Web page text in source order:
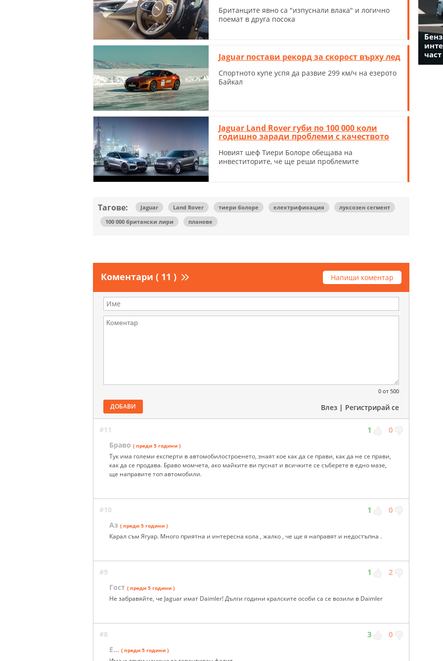
Британците явно са "изпуснали влака" и логично
поемат в друга посока
Jaguar постави рекорд за скорост върху лед
Спортното купе успя да развие 299 км/ч на езерото
Байкал
Jaguar Land Rover губи по 100 000 коли
годишно заради проблеми с качеството
Новият шеф Тиери Болоре обещава на
инвеститорите, че ще реши проблемите
Тагове: Jaguar Land Rover тиери болоре електрификация
луксозен сегмент
100 000 британски лири
планове
Коментари ( 11 ) Напиши коментар
0 от 500
ДОБАВИ Влез | Регистрирай се
#11 1 0
Браво ( преди 5 години )
Тук има големи експерти в автомобилостроенето, знаят кое как да се прави, как да не се прави,
как да се продава. Браво момчета, ако майките ви пуснат и всичките се съберете в едно мазе,
ще направите топ автомобили.
#10 1 0
Аз ( преди 5 години )
Карал съм Ягуар. Много приятна и интересна кола , жалко , че ще я направят и недостъпна .
#9 1 2
Гост ( преди 5 години )
Не забравяйте, че Jaguar имат Daimler! Дълги години кралските особи са се возили в Daimler
#8 3 0
Е... ( преди 5 години )
част